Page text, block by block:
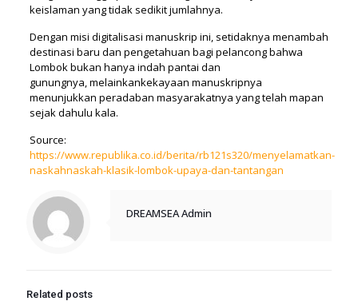
keislaman yang tidak sedikit jumlahnya.
Dengan misi digitalisasi manuskrip ini, setidaknya menambah
destinasi baru dan pengetahuan bagi pelancong bahwa
Lombok bukan hanya indah pantai dan
gunungnya, melainkankekayaan manuskripnya
menunjukkan peradaban masyarakatnya yang telah mapan
sejak dahulu kala.
Source:
https://www.republika.co.id/berita/rb121s320/menyelamatkan-
naskahnaskah-klasik-lombok-upaya-dan-tantangan
DREAMSEA Admin
Related posts